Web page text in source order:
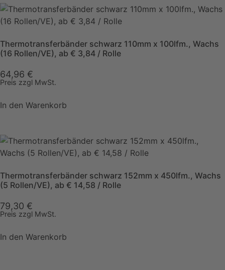
Thermotransferbänder schwarz 110mm x 100lfm., Wachs
(16 Rollen/VE), ab € 3,84 / Rolle
64,96 €
Preis zzgl MwSt.
In den Warenkorb
Thermotransferbänder schwarz 152mm x 450lfm., Wachs
(5 Rollen/VE), ab € 14,58 / Rolle
79,30 €
Preis zzgl MwSt.
In den Warenkorb